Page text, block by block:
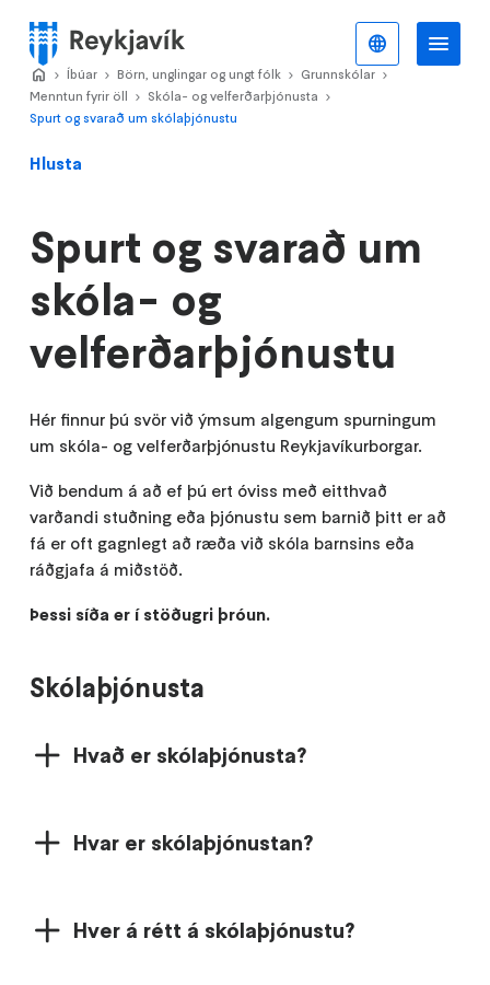
meginefni
Valmynd
Hlusta
Spurt og svarað um
skóla- og
velferðarþjónustu
Hér finnur þú svör við ýmsum algengum spurningum
um skóla- og velferðarþjónustu Reykjavíkurborgar.
Við bendum á að ef þú ert óviss með eitthvað
varðandi stuðning eða þjónustu sem barnið þitt er að
fá er oft gagnlegt að ræða við skóla barnsins eða
ráðgjafa á miðstöð.
Þessi síða er í stöðugri þróun.
Skólaþjónusta
Hvað er skólaþjónusta?
Hvar er skólaþjónustan?
Hver á rétt á skólaþjónustu?
Home
>
Íbúar >
Börn, unglingar og ungt fólk >
Grunnskólar
Menntun fyrir öll
>
Skóla- og velferðarþjónusta
Spurt og svarað um skólaþjónustu
Íslenska